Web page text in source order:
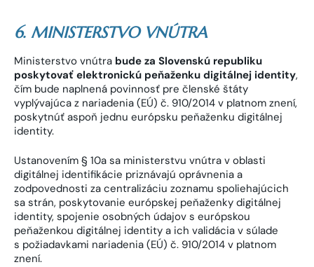
6. MINISTERSTVO VNÚTRA
Ministerstvo vnútra bude za Slovenskú republiku
poskytovať elektronickú peňaženku digitálnej identity,
čím bude naplnená povinnosť pre členské štáty
vyplývajúca z nariadenia (EÚ) č. 910/2014 v platnom znení,
poskytnúť aspoň jednu európsku peňaženku digitálnej
identity.
Ustanovením § 10a sa ministerstvu vnútra v oblasti
digitálnej identifikácie priznávajú oprávnenia a
zodpovednosti za centralizáciu zoznamu spoliehajúcich
sa strán, poskytovanie európskej peňaženky digitálnej
identity, spojenie osobných údajov s európskou
peňaženkou digitálnej identity a ich validácia v súlade
s požiadavkami nariadenia (EÚ) č. 910/2014 v platnom
znení.